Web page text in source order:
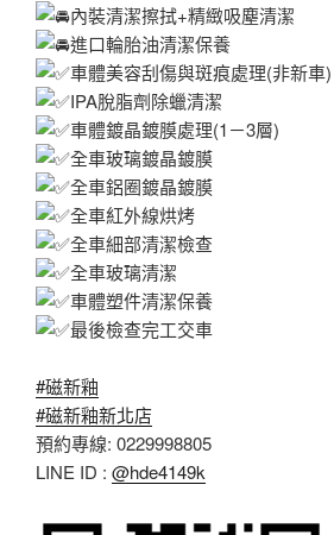
內裝清潔擦拭+精緻吸塵清潔
進口輪胎油清潔保養
車體美容刮傷與斑痕處理(非新車)
IPA脫脂劑除蠟清潔
車體鍍晶鍍膜處理(1－3層)
全車玻璃鍍晶鍍膜
全車鋁圈鍍晶鍍膜
全車紅外線烘烤
全車細部清潔檢查
全車玻璃清潔
車體塑件清潔保養
最後檢查完工交車
#磁新釉
#磁新釉新北店
預約專線: 0229998805
LINE ID : @hde4149k